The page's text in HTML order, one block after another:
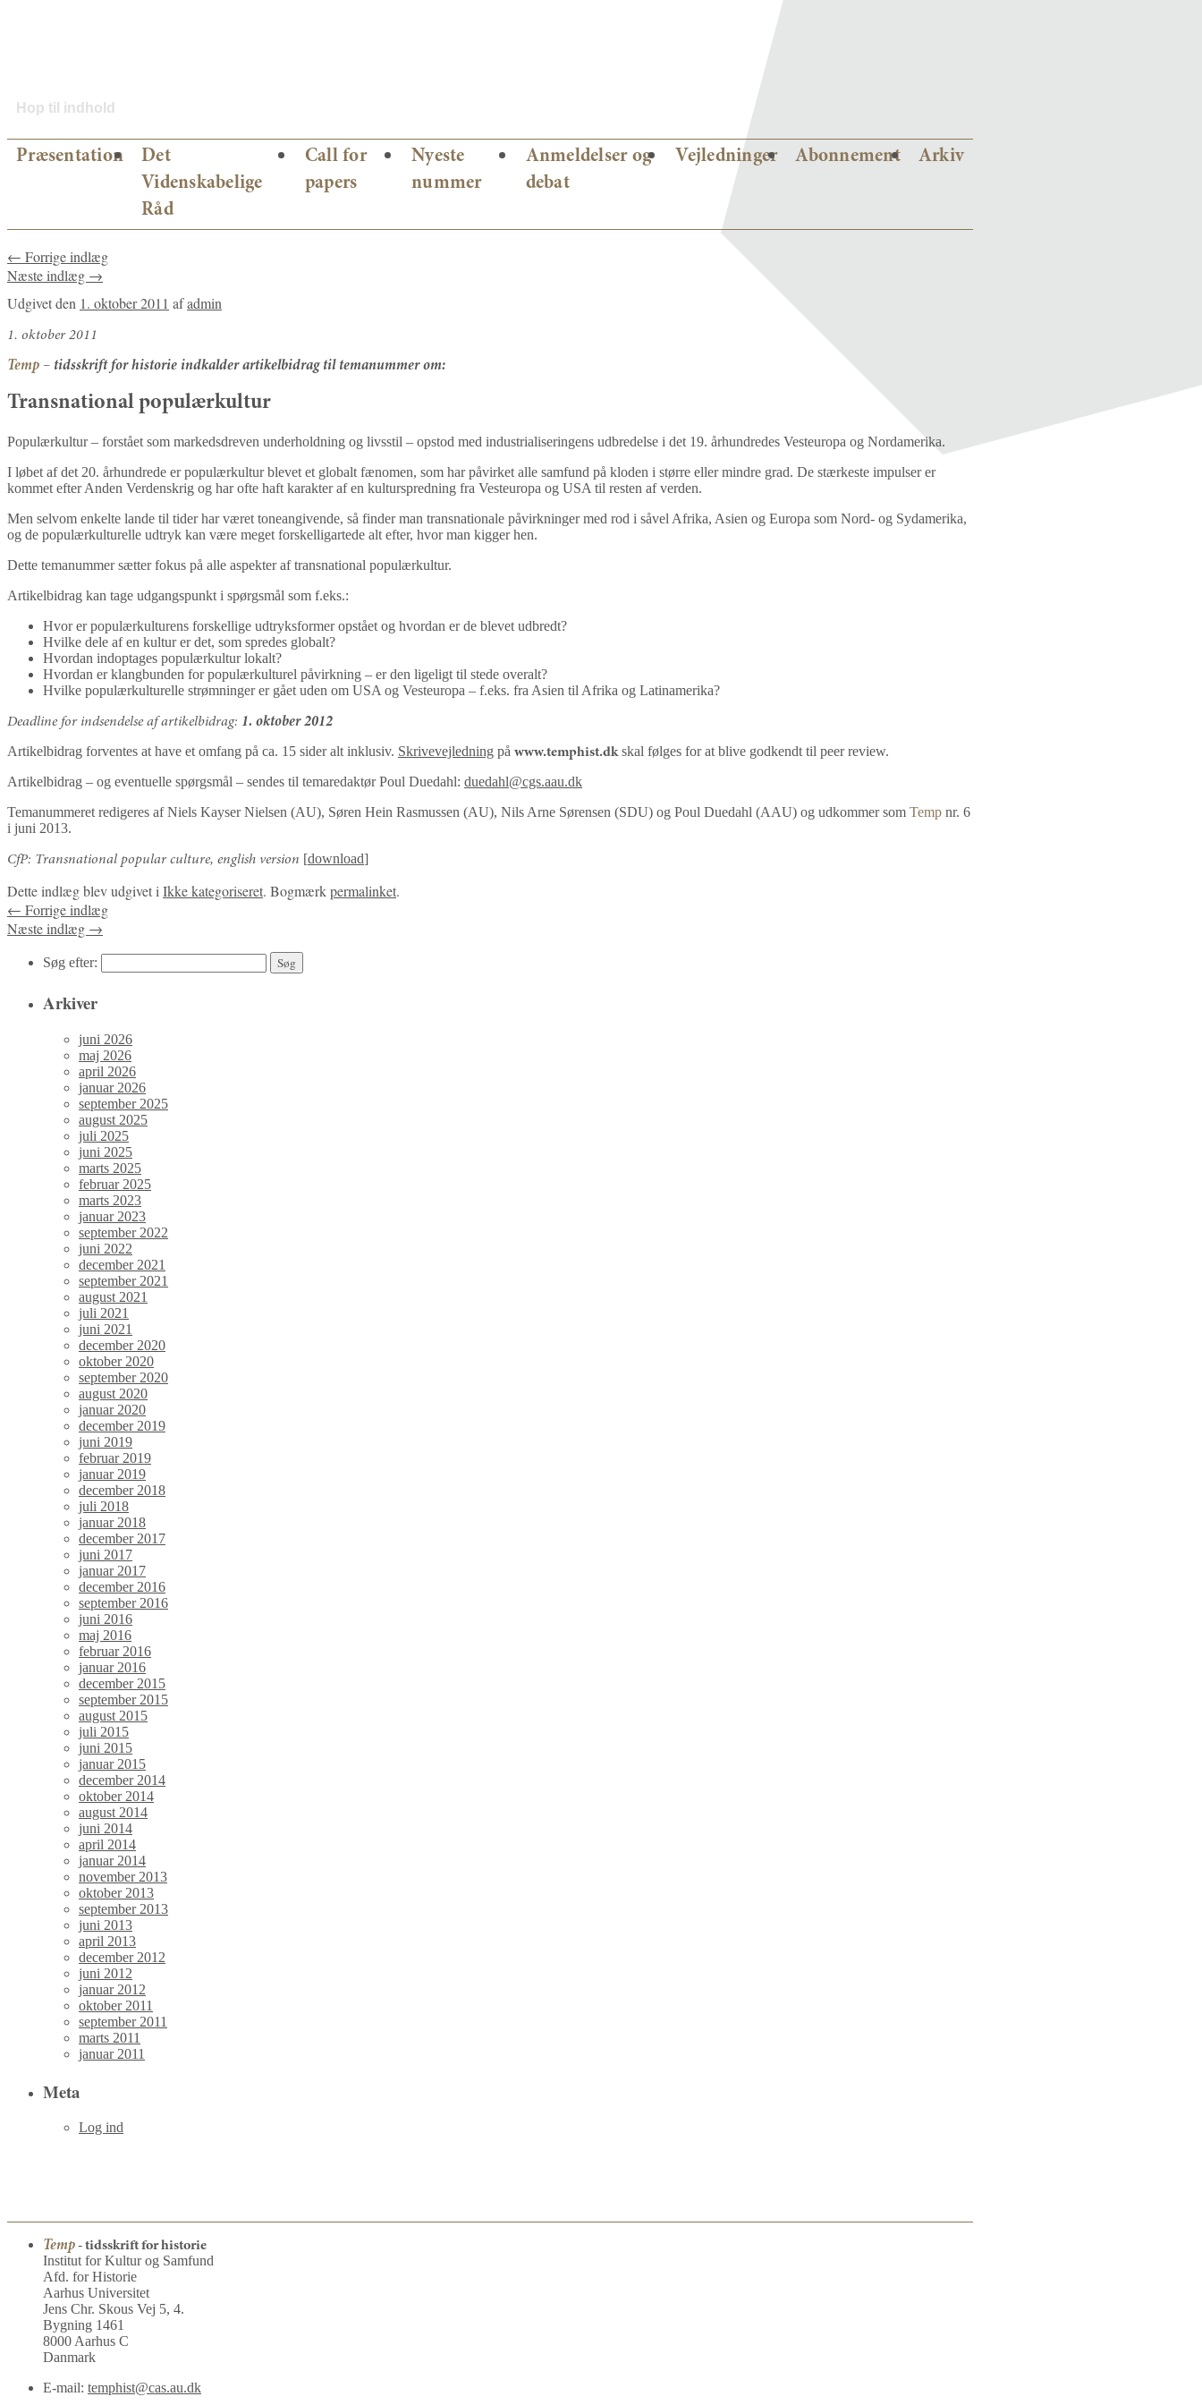
Hop til indhold
Præsentation
Det
Videnskabelige
Råd
Call for
papers
Nyeste
nummer
Anmeldelser og
debat
Vejledninger Abonnement Arkiv
← Forrige indlæg
Næste indlæg →
Udgivet den 1. oktober 2011 afadmin
1. oktober 2011
Temp – tidsskrift for historie indkalder artikelbidrag til temanummer om:
Transnational populærkultur
Populærkultur – forstået som markedsdreven underholdning og livsstil – opstod med industrialiseringens udbredelse i det 19. århundredes Vesteuropa og Nordamerika.
I løbet af det 20. århundrede er populærkultur blevet et globalt fænomen, som har påvirket alle samfund på kloden i større eller mindre grad. De stærkeste impulser er
kommet efter Anden Verdenskrig og har ofte haft karakter af en kulturspredning fra Vesteuropa og USA til resten af verden.
Men selvom enkelte lande til tider har været toneangivende, så finder man transnationale påvirkninger med rod i såvel Afrika, Asien og Europa som Nord- og Sydamerika,
og de populærkulturelle udtryk kan være meget forskelligartede alt efter, hvor man kigger hen.
Dette temanummer sætter fokus på alle aspekter af transnational populærkultur.
Artikelbidrag kan tage udgangspunkt i spørgsmål som f.eks.:
Hvor er populærkulturens forskellige udtryksformer opstået og hvordan er de blevet udbredt?
Hvilke dele af en kultur er det, som spredes globalt?
Hvordan indoptages populærkultur lokalt?
Hvordan er klangbunden for populærkulturel påvirkning – er den ligeligt til stede overalt?
Hvilke populærkulturelle strømninger er gået uden om USA og Vesteuropa – f.eks. fra Asien til Afrika og Latinamerika?
Deadline for indsendelse af artikelbidrag: 1. oktober 2012
Artikelbidrag forventes at have et omfang på ca. 15 sider alt inklusiv. Skrivevejledning på www.temphist.dk skal følges for at blive godkendt til peer review.
Artikelbidrag – og eventuelle spørgsmål – sendes til temaredaktør Poul Duedahl: duedahl@cgs.aau.dk
Temanummeret redigeres af Niels Kayser Nielsen (AU), Søren Hein Rasmussen (AU), Nils Arne Sørensen (SDU) og Poul Duedahl (AAU) og udkommer som Temp nr. 6
i juni 2013.
CfP: Transnational popular culture, english version [download]
Dette indlæg blev udgivet iIkke kategoriseret. Bogmærkpermalinket.
← Forrige indlæg
Næste indlæg →
Søg efter:
Arkiver
juni 2026
maj 2026
april 2026
januar 2026
september 2025
august 2025
juli 2025
juni 2025
marts 2025
februar 2025
marts 2023
januar 2023
september 2022
juni 2022
december 2021
september 2021
august 2021
juli 2021
juni 2021
december 2020
oktober 2020
september 2020
august 2020
januar 2020
december 2019
juni 2019
februar 2019
januar 2019
december 2018
juli 2018
januar 2018
december 2017
juni 2017
januar 2017
december 2016
september 2016
juni 2016
maj 2016
februar 2016
januar 2016
december 2015
september 2015
august 2015
juli 2015
juni 2015
januar 2015
december 2014
oktober 2014
august 2014
juni 2014
april 2014
januar 2014
november 2013
oktober 2013
september 2013
juni 2013
april 2013
december 2012
juni 2012
januar 2012
oktober 2011
september 2011
marts 2011
januar 2011
Meta
Log ind
Temp- tidsskrift for historie
Institut for Kultur og Samfund
Afd. for Historie
Aarhus Universitet
Jens Chr. Skous Vej 5, 4.
Bygning 1461
8000 Aarhus C
Danmark
E-mail: temphist@cas.au.dk